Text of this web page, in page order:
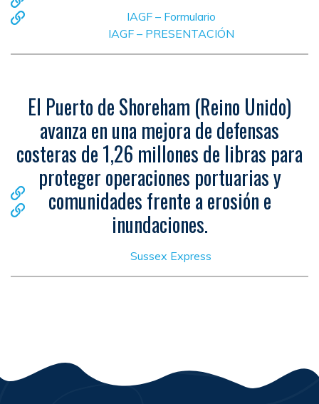
IAGF – Formulario
IAGF – PRESENTACIÓN
El Puerto de Shoreham (Reino Unido)
avanza en una mejora de defensas
costeras de 1,26 millones de libras para
proteger operaciones portuarias y
comunidades frente a erosión e
inundaciones.
Sussex Express